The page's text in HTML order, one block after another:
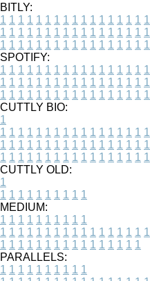
BITLY:
1 1 1 1 1 1 1 1 1 1 1 1 1 1 1 1 1
1 1 1 1 1 1 1 1 1 1 1 1 1 1 1 1 1
1 1 1 1 1 1 1 1 1 1 1 1 1 1 1 1 1
SPOTIFY:
1 1 1 1 1 1 1 1 1 1 1 1 1 1 1 1 1
1 1 1 1 1 1 1 1 1 1 1 1 1 1 1 1 1
1 1 1 1 1 1 1 1 1 1 1 1 1 1 1 1 1
CUTTLY BIO:
1
1 1 1 1 1 1 1 1 1 1 1 1 1 1 1 1 1
1 1 1 1 1 1 1 1 1 1 1 1 1 1 1 1 1
1 1 1 1 1 1 1 1 1 1 1 1 1 1 1 1 1
CUTTLY OLD:
1
1 1 1 1 1 1 1 1 1 1
MEDIUM:
1 1 1 1 1 1 1 1 1 1
1 1 1 1 1 1 1 1 1 1 1 1 1 1 1 1 1
1 1 1 1 1 1 1 1 1 1 1 1 1 1 1 1
PARALLELS:
1 1 1 1 1 1 1 1 1 1